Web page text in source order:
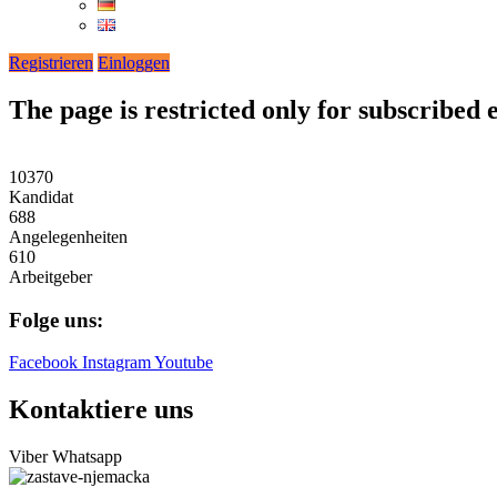
Registrieren Einloggen
The page is restricted only for subscribed
10370
Kandidat
688
Angelegenheiten
610
Arbeitgeber
Folge uns:
Facebook InstagramYoutube
Kontaktiere uns
Viber Whatsapp